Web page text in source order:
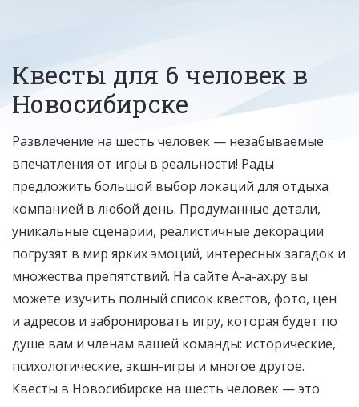
Квесты для 6 человек в
Новосибирске
Развлечение на шесть человек — незабываемые
впечатления от игры в реальности! Рады
предложить большой выбор локаций для отдыха
компанией в любой день. Продуманные детали,
уникальные сценарии, реалистичные декорации
погрузят в мир ярких эмоций, интересных загадок и
множества препятствий. На сайте А-а-ах.ру вы
можете изучить полный список квестов, фото, цен
и адресов и забронировать игру, которая будет по
душе вам и членам вашей команды: исторические,
психологические, экшн-игры и многое другое.
Квесты в Новосибирске на шесть человек — это